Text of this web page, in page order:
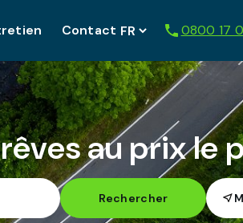
Contact 0800 17
au prix le
Rechercher